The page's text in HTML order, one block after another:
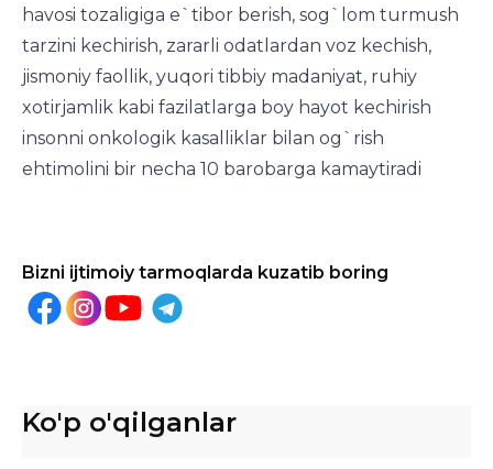
havosi tozaligiga e`tibor berish, sog`lom turmush
tarzini kechirish, zararli odatlardan voz kechish,
jismoniy faollik, yuqori tibbiy madaniyat, ruhiy
xotirjamlik kabi fazilatlarga boy hayot kechirish
insonni onkologik kasalliklar bilan og`rish
ehtimolini bir necha 10 barobarga kamaytiradi
Bizni ijtimoiy tarmoqlarda kuzatib boring
Ko'p o'qilganlar